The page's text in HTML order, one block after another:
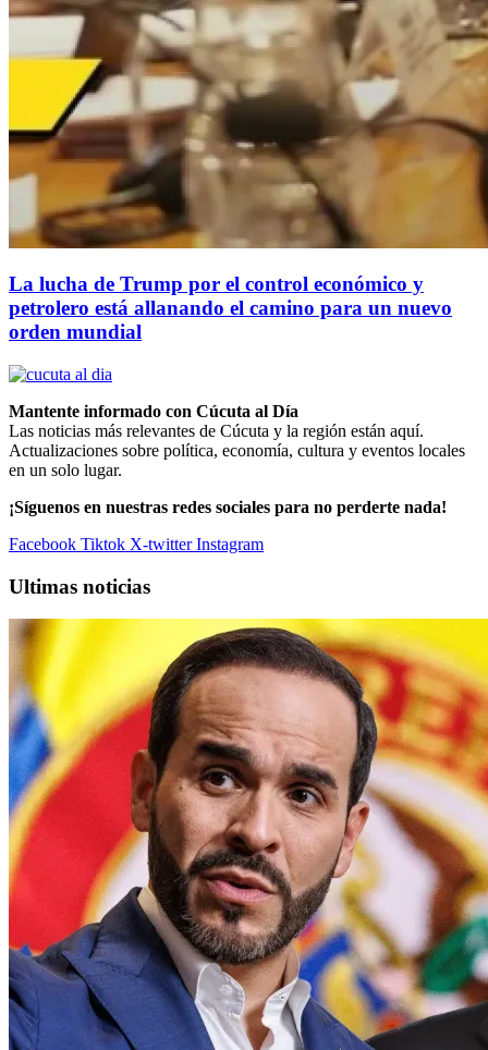
La lucha de Trump por el control económico y
petrolero está allanando el camino para un nuevo
orden mundial
Mantente informado con Cúcuta al Día
Las noticias más relevantes de Cúcuta y la región están aquí.
Actualizaciones sobre política, economía, cultura y eventos locales
en un solo lugar.
¡Síguenos en nuestras redes sociales para no perderte nada!
Facebook Tiktok X-twitter Instagram
Ultimas noticias